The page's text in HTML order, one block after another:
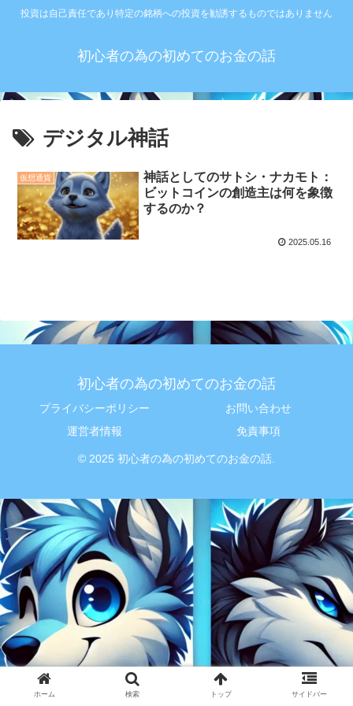
投資は自己責任であり特定の銘柄への投資を勧誘するものではありません
初心者の為の初めてのお金の話
デジタル神話
仮想通貨
神話としてのサトシ・ナカモト：
ビットコインの創造主は何を象徴
するのか？
2025.05.16
初心者の為の初めてのお金の話
プライバシーポリシー
お問い合わせ
運営者情報
免責事項
© 2025 初心者の為の初めてのお金の話.
ホーム 検索 トップ サイドバー